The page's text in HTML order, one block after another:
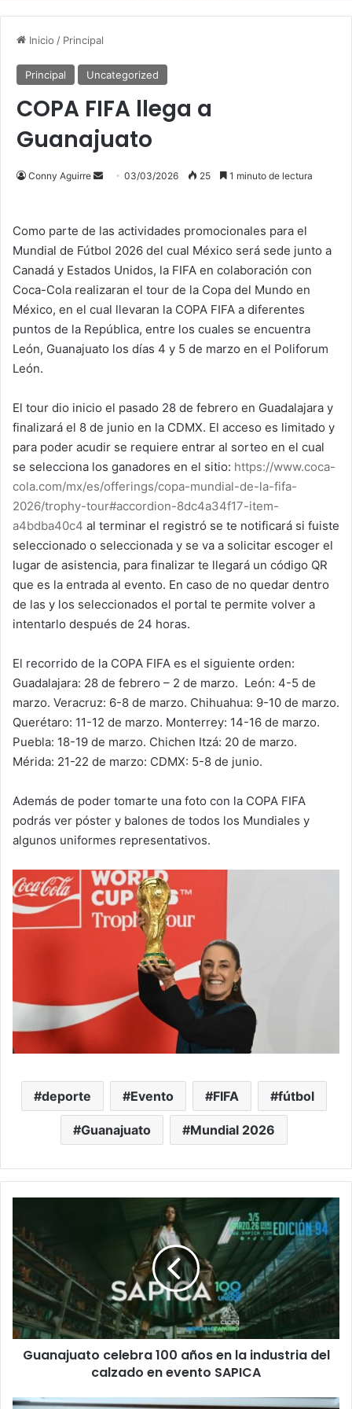
Inicio / Principal
Principal Uncategorized
COPA FIFA llega a
Guanajuato
Conny Aguirre
Send03/03/2026 25 1 minuto de lectura
Como parte de las actividades promocionales para el
Mundial de Fútbol 2026 del cual México será sede junto a
Canadá y Estados Unidos, la FIFA en colaboración con
Coca-Cola realizaran el tour de la Copa del Mundo en
México, en el cual llevaran la COPA FIFA a diferentes
puntos de la República, entre los cuales se encuentra
León, Guanajuato los días 4 y 5 de marzo en el Poliforum
León.
El tour dio inicio el pasado 28 de febrero en Guadalajara y
finalizará el 8 de junio en la CDMX. El acceso es limitado y
para poder acudir se requiere entrar al sorteo en el cual
se selecciona los ganadores en el sitio: https://www.coca-
cola.com/mx/es/offerings/copa-mundial-de-la-fifa-
2026/trophy-tour#accordion-8dc4a34f17-item-
a4bdba40c4 al terminar el registró se te notificará si fuiste
seleccionado o seleccionada y se va a solicitar escoger el
lugar de asistencia, para finalizar te llegará un código QR
que es la entrada al evento. En caso de no quedar dentro
de las y los seleccionados el portal te permite volver a
intentarlo después de 24 horas.
El recorrido de la COPA FIFA es el siguiente orden:
Guadalajara: 28 de febrero – 2 de marzo. León: 4-5 de
marzo. Veracruz: 6-8 de marzo. Chihuahua: 9-10 de marzo.
Querétaro: 11-12 de marzo. Monterrey: 14-16 de marzo.
Puebla: 18-19 de marzo. Chichen Itzá: 20 de marzo.
Mérida: 21-22 de marzo: CDMX: 5-8 de junio.
Además de poder tomarte una foto con la COPA FIFA
podrás ver póster y balones de todos los Mundiales y
algunos uniformes representativos.
deporte Evento FIFA fútbol
Guanajuato Mundial 2026
100
años
en
la
industria
del
calzado
enGuanajuato celebra 100 años en la industria del
calzado en evento SAPICA
Saúl